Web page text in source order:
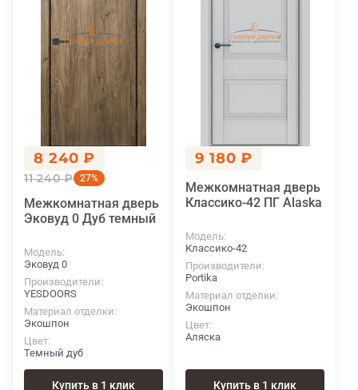
8 240 ₽
11 240 ₽ 27%
Межкомнатная дверь
Эковуд 0 Дуб темный
Модель
Эковуд 0
Производители
YESDOORS
Материал отделки
Экошпон
Цвет
Темный дуб
Купить в 1 клик
9 180 ₽
Межкомнатная дверь
Классико-42 ПГ Alaska
Модель
Классико-42
Производители
Portika
Материал отделки
Экошпон
Цвет
Аляска
Купить в 1 клик